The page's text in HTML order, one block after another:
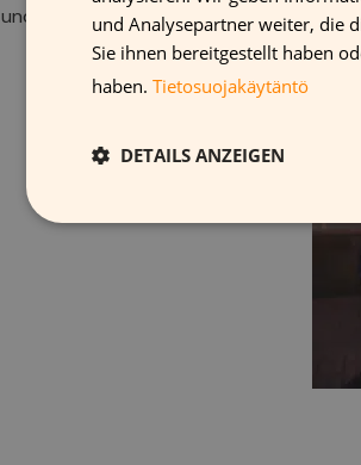
und verantwortungsvoll am POS zu
und Analysepartner weiter, die
Sie ihnen bereitgestellt haben
haben. Tietosuojakäytäntö
DETAILS ANZEIGEN